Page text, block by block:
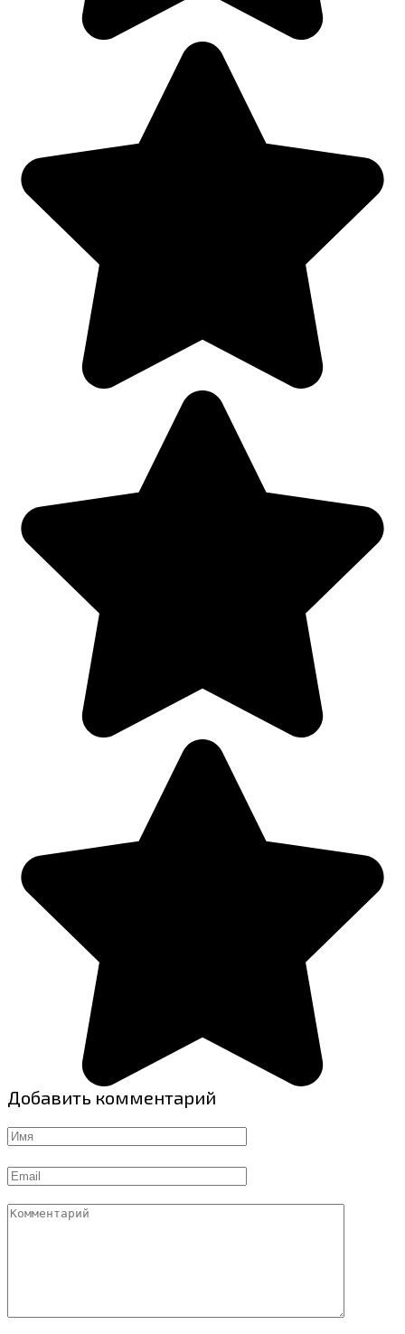
Добавить комментарий
Имя
Email
Комментарий